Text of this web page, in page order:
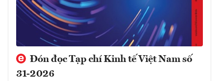
Đón đọc Tạp chí Kinh tế Việt Nam số
31-2026